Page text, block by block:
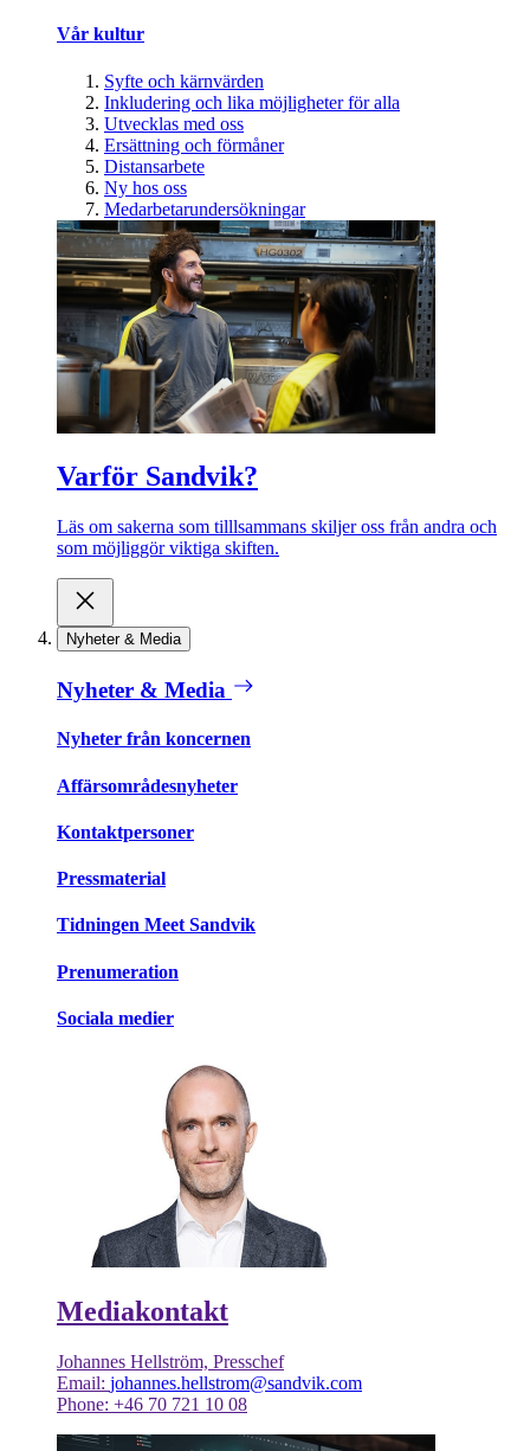
Vår kultur
Syfte och kärnvärden
Inkludering och lika möjligheter för alla
Utvecklas med oss
Ersättning och förmåner
Distansarbete
Ny hos oss
Medarbetarundersökningar
Varför Sandvik?
Läs om sakerna som tilllsammans skiljer oss från andra och
som möjliggör viktiga skiften.
Nyheter & Media
Nyheter & Media
Nyheter från koncernen
Affärsområdesnyheter
Kontaktpersoner
Pressmaterial
Tidningen Meet Sandvik
Prenumeration
Sociala medier
Mediakontakt
Johannes Hellström, Presschef
Email: johannes.hellstrom@sandvik.com
Phone: +46 70 721 10 08